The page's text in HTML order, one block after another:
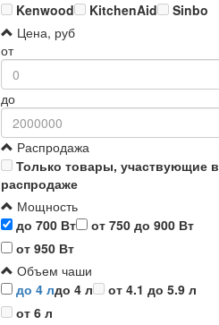
Kenwood
KitchenAid
Sinbo
Цена, руб
от
до
Распродажа
Только товары, участвующие в
распродаже
Мощность
до 700 Вт
от 750 до 900 Вт
от 950 Вт
Объем чаши
до 4 лдо 4 л
от 4.1 до 5.9 л
от 6 л